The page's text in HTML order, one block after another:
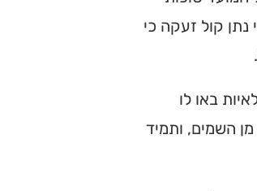
קול זעקה כי
באו לו
השמים, ותמיד